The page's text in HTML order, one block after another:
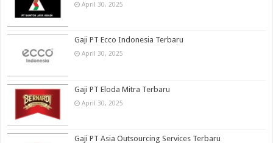
April 30, 2025
Gaji PT Ecco Indonesia Terbaru
April 30, 2025
Gaji PT Eloda Mitra Terbaru
April 30, 2025
Gaji PT Asia Outsourcing Services Terbaru